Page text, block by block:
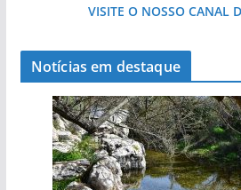
VISITE O NOSSO CANAL
Notícias em destaque